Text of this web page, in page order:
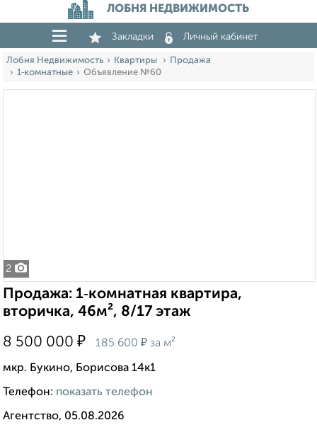
ЛОБНЯ НЕДВИЖИМОСТЬ
Закладки Личный кабинет
Лобня Недвижимость Квартиры
Продажа
1‑комнатные
Объявление №60
2
Продажа: 1‑комнатная квартира,
вторичка, 46м², 8/17 этаж
8 500 000 ₽ 185 600 ₽ за м²
мкр. Букино, Борисова 14к1
Телефон: показать телефон
Агентство, 05.08.2026